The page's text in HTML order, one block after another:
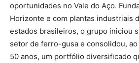
oportunidades no Vale do Aço.
Horizonte e com plantas industriais
estados brasileiros, o grupo iniciou
setor de ferro-gusa e consolidou,
50 anos, um portfólio diversificado